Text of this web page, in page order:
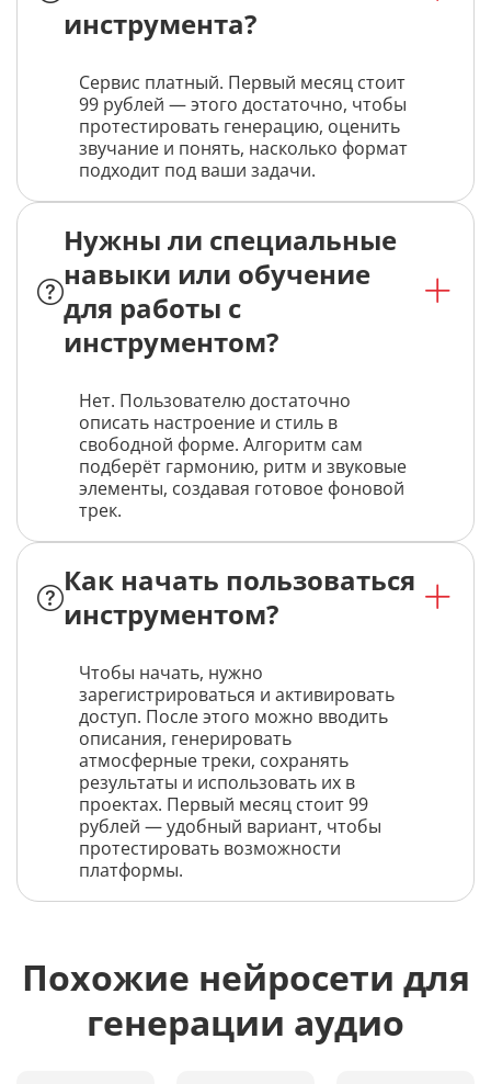
инструмента?
Сервис платный. Первый месяц стоит
99 рублей — этого достаточно, чтобы
протестировать генерацию, оценить
звучание и понять, насколько формат
подходит под ваши задачи.
Нужны ли специальные
навыки или обучение
для работы с
инструментом?
Нет. Пользователю достаточно
описать настроение и стиль в
свободной форме. Алгоритм сам
подберёт гармонию, ритм и звуковые
элементы, создавая готовое фоновой
трек.
Как начать пользоваться
инструментом?
Чтобы начать, нужно
зарегистрироваться и активировать
доступ. После этого можно вводить
описания, генерировать
атмосферные треки, сохранять
результаты и использовать их в
проектах. Первый месяц стоит 99
рублей — удобный вариант, чтобы
протестировать возможности
платформы.
Похожие нейросети для
генерации аудио